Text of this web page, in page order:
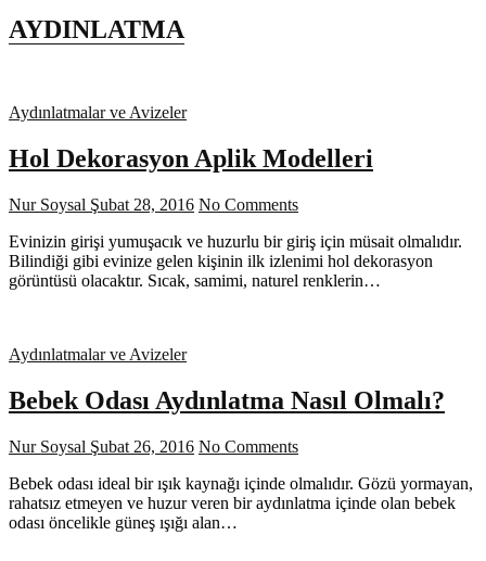
AYDINLATMA
Aydınlatmalar ve Avizeler
Hol Dekorasyon Aplik Modelleri
Nur Soysal Şubat 28, 2016 No Comments
Evinizin girişi yumuşacık ve huzurlu bir giriş için müsait olmalıdır.
Bilindiği gibi evinize gelen kişinin ilk izlenimi hol dekorasyon
görüntüsü olacaktır. Sıcak, samimi, naturel renklerin…
Aydınlatmalar ve Avizeler
Bebek Odası Aydınlatma Nasıl Olmalı?
Nur Soysal Şubat 26, 2016 No Comments
Bebek odası ideal bir ışık kaynağı içinde olmalıdır. Gözü yormayan,
rahatsız etmeyen ve huzur veren bir aydınlatma içinde olan bebek
odası öncelikle güneş ışığı alan…